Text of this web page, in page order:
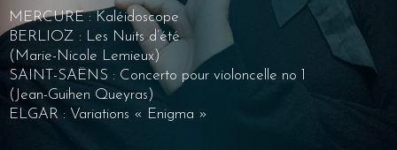
MERCURE : Kaléidoscope
BERLIOZ : Les Nuits d’été
(Marie-Nicole Lemieux)
SAINT-SAËNS : Concerto pour violoncelle no 1
(Jean-Guihen Queyras)
ELGAR : Variations « Enigma »